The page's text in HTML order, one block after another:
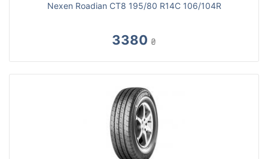
Nexen Roadian CT8 195/80 R14C 106/104R
3380 ₴